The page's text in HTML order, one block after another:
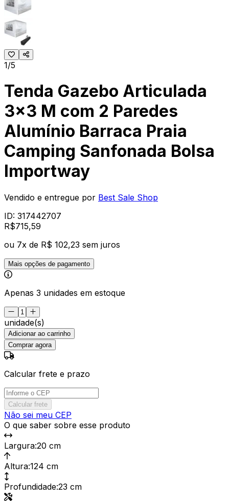
1/5
Tenda Gazebo Articulada
3x3 M com 2 Paredes
Alumínio Barraca Praia
Camping Sanfonada Bolsa
Importway
Vendido e entregue por Best Sale Shop
ID: 317442707
R$715,59
ou 7x de R$ 102,23 sem juros
Mais opções de pagamento
Apenas 3 unidades em estoque
unidade(s)
Adicionar ao carrinho
Comprar agora
Calcular frete e prazo
Calcular frete
Não sei meu CEP
O que saber sobre esse produto
Largura:20 cm
Altura:124 cm
Profundidade:23 cm